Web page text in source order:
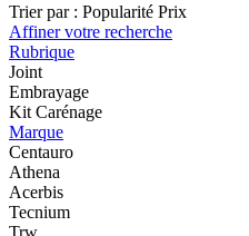
Trier par : Popularité Prix
Affiner votre recherche
Rubrique
Joint
Embrayage
Kit Carénage
Marque
Centauro
Athena
Acerbis
Tecnium
Trw